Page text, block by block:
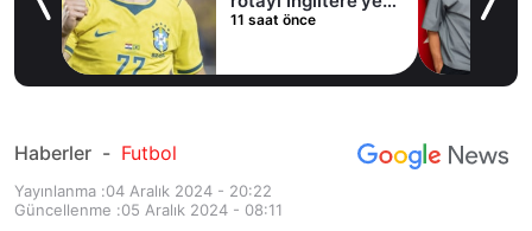
Haberler - Futbol
Yayınlanma :04 Aralık 2024 - 20:22
Güncellenme :05 Aralık 2024 - 08:11